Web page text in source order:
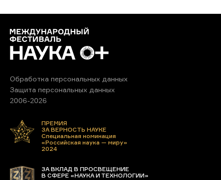
Обработка персональных данных
Защита персональных данных
2006-2026
ПРЕМИЯ
ЗА ВЕРНОСТЬ НАУКЕ
Специальная номинация
«Российская наука — миру»
2024
ЗА ВКЛАД В ПРОСВЕЩЕНИЕ
В СФЕРЕ «НАУКА И ТЕХНОЛОГИИ»